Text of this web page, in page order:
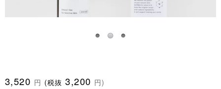
3,520 円 (税抜 3,200 円)